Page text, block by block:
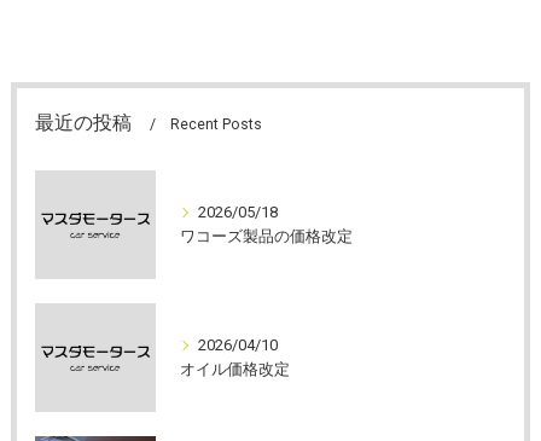
最近の投稿 Recent Posts
2026/05/18
ワコーズ製品の価格改定
2026/04/10
オイル価格改定